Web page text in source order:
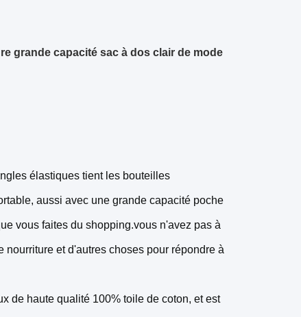
grande capacité sac à dos clair de mode
élastiques tient les bouteilles
aussi avec une grande capacité poche
vous faites du shopping.vous n'avez pas à
et d'autres choses pour répondre à
de haute qualité 100% toile de coton, et est